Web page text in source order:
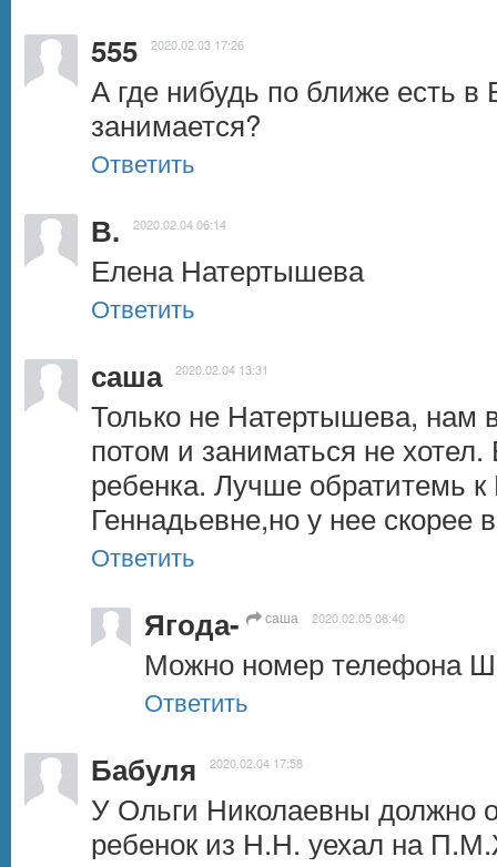
555 2020.02.03 17:26
А где нибудь по ближе есть
занимается?
Ответить
В. 2020.02.04 06:14
Елена Натертышева
Ответить
саша 2020.02.04 13:31
Только не Натертышева, нам
потом и заниматься не
ребенка. Лучше обратитемь
Геннадьевне,но у нее скорее
Ответить
Ягода- саша 2020.02.05 06:40
Можно номер телефона
Ответить
Бабуля 2020.02.04 17:58
У Ольги Николаевны должно
ребенок из Н.Н. уехал на